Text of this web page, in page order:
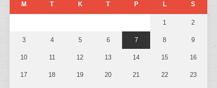
M T K T P L S
1 2
3 4 5 6 7 8 9
10 11 12 13 14 15 16
17 18 19 20 21 22 23